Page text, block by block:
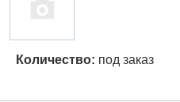
Количество: под заказ